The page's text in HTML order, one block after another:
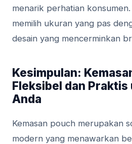
menarik perhatian
memilih ukuran yang pas
desain yang mencerminkan
Kesimpulan:
Fleksibel dan
Anda
Kemasan pouch merupakan
modern yang menawarkan